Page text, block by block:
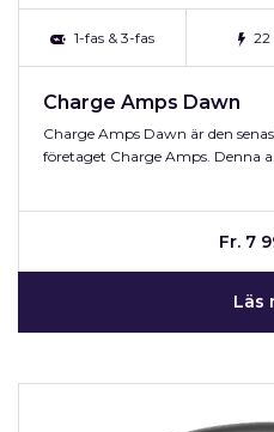
1-fas & 3-fas 22
Charge Amps Dawn
Charge Amps Dawn är den
företaget Charge Amps. Denna
Fr. 7
Läs